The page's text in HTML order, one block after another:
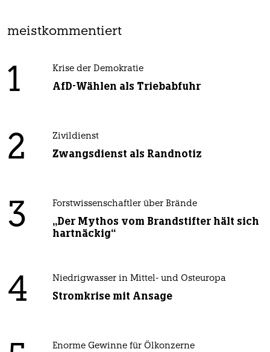
meistkommentiert
1 Krise der Demokratie
AfD-Wählen als Triebabfuhr
2 Zivildienst
Zwangsdienst als Randnotiz
3 Forstwissenschaftler über Brände
„Der Mythos vom Brandstifter hält sich
hartnäckig“
4 Niedrigwasser in Mittel- und Osteuropa
Stromkrise mit Ansage
Enorme Gewinne für Ölkonzerne